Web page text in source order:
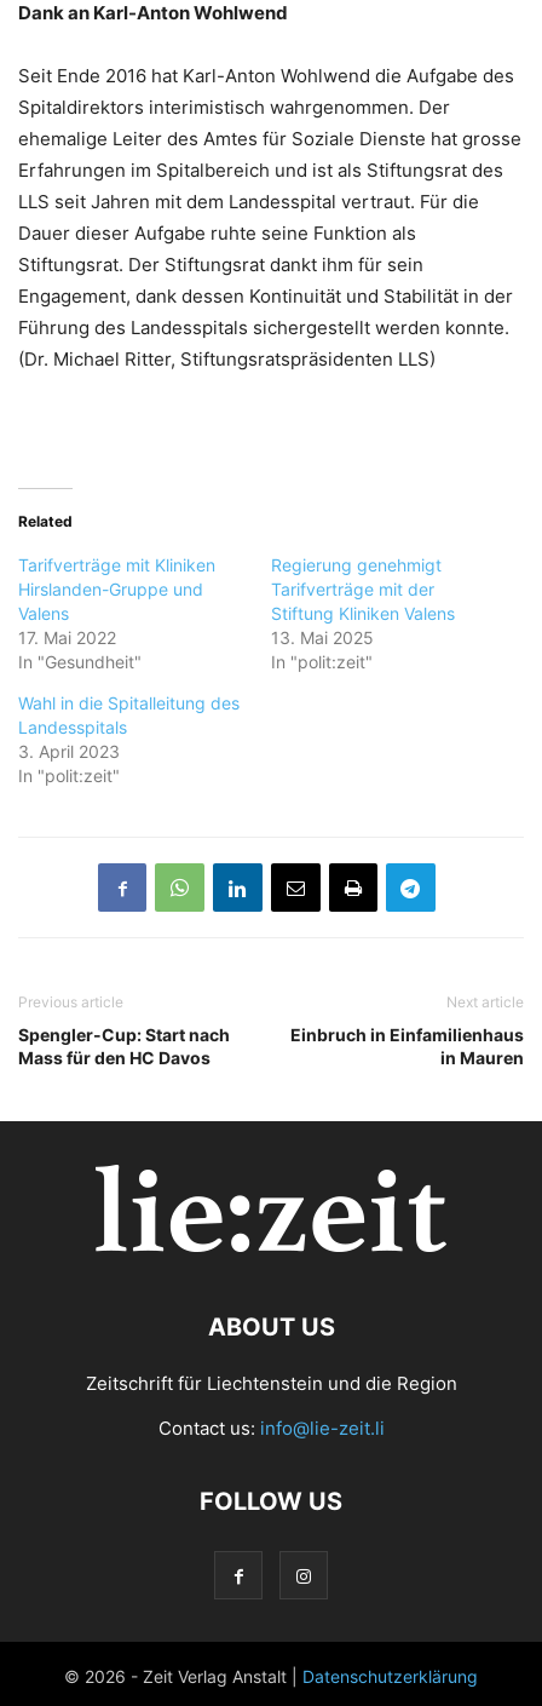
Dank an Karl-Anton Wohlwend
Seit Ende 2016 hat Karl-Anton Wohlwend die Aufgabe des
Spitaldirektors interimistisch wahrgenommen. Der
ehemalige Leiter des Amtes für Soziale Dienste hat grosse
Erfahrungen im Spitalbereich und ist als Stiftungsrat des
LLS seit Jahren mit dem Landesspital vertraut. Für die
Dauer dieser Aufgabe ruhte seine Funktion als
Stiftungsrat. Der Stiftungsrat dankt ihm für sein
Engagement, dank dessen Kontinuität und Stabilität in der
Führung des Landesspitals sichergestellt werden konnte.
(Dr. Michael Ritter, Stiftungsratspräsidenten LLS)
Related
Tarifverträge mit Kliniken
Hirslanden-Gruppe und
Valens
17. Mai 2022
In "Gesundheit"
Regierung genehmigt
Tarifverträge mit der
Stiftung Kliniken Valens
13. Mai 2025
In "polit:zeit"
Wahl in die Spitalleitung des
Landesspitals
3. April 2023
In "polit:zeit"
Previous article
Spengler-Cup: Start nach
Mass für den HC Davos
Next article
Einbruch in Einfamilienhaus
in Mauren
ABOUT US
Zeitschrift für Liechtenstein und die Region
Contact us: info@lie-zeit.li
FOLLOW US
© 2026 - Zeit Verlag Anstalt | Datenschutzerklärung